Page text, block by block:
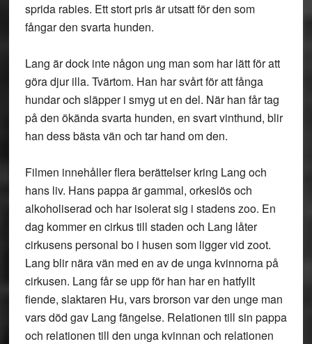
sprida rabies. Ett stort pris är utsatt för den som
fångar den svarta hunden.
Lang är dock inte någon ung man som har lätt för att
göra djur illa. Tvärtom. Han har svårt för att fånga
hundar och släpper i smyg ut en del. När han får tag
på den ökända svarta hunden, en svart vinthund, blir
han dess bästa vän och tar hand om den.
Filmen innehåller flera berättelser kring Lang och
hans liv. Hans pappa är gammal, orkeslös och
alkoholiserad och har isolerat sig i stadens zoo. En
dag kommer en cirkus till staden och Lang låter
cirkusens personal bo i husen som ligger vid zoot.
Lang blir nära vän med en av de unga kvinnorna på
cirkusen. Lang får se upp för han har en hatfyllt
fiende, slaktaren Hu, vars brorson var den unge man
vars död gav Lang fängelse. Relationen till sin pappa
och relationen till den unga kvinnan och relationen